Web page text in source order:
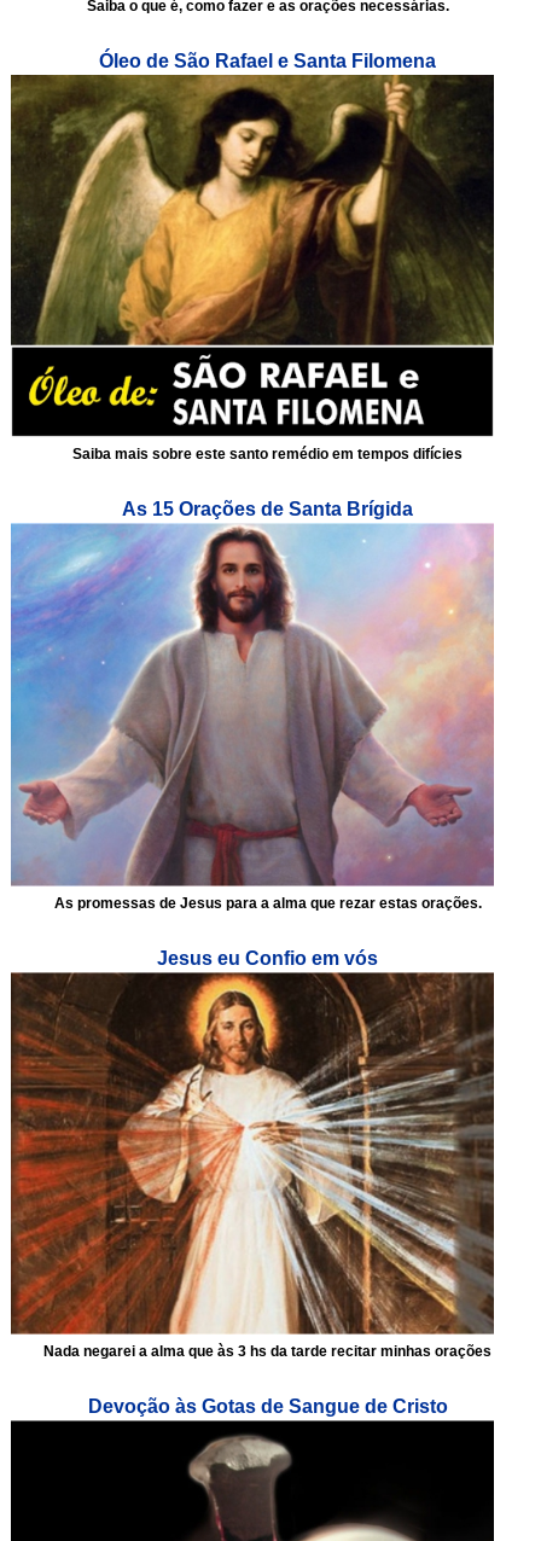
Saiba o que é, como fazer e as orações necessárias.
Óleo de São Rafael e Santa Filomena
Saiba mais sobre este santo remédio em tempos difícies
As 15 Orações de Santa Brígida
As promessas de Jesus para a alma que rezar estas orações.
Jesus eu Confio em vós
Nada negarei a alma que às 3 hs da tarde recitar minhas orações
Devoção às Gotas de Sangue de Cristo